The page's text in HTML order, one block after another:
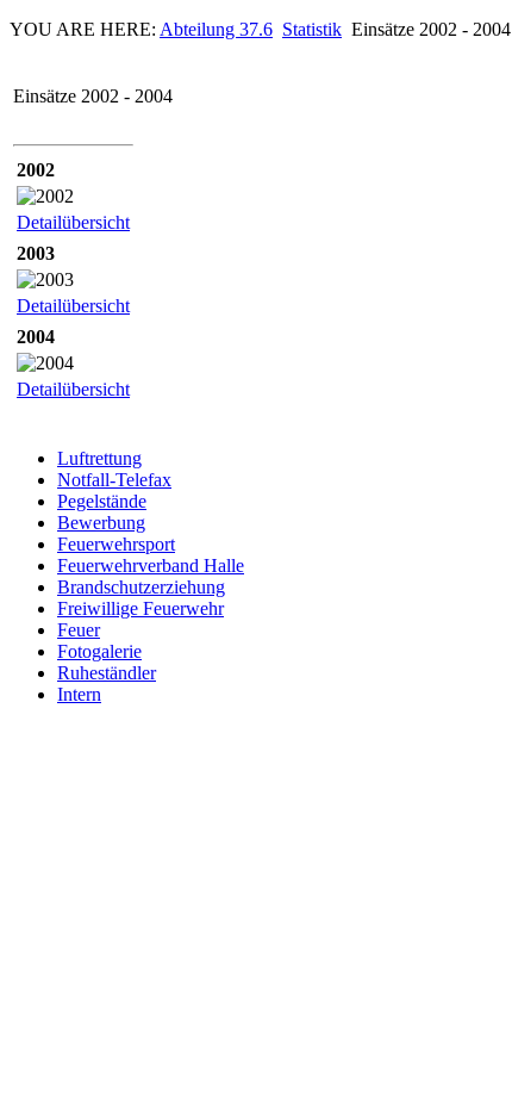
YOU ARE HERE: Abteilung 37.6 Statistik Einsätze 2002 - 2004
Einsätze 2002 - 2004
2002
Detailübersicht
2003
Detailübersicht
2004
Detailübersicht
Luftrettung
Notfall-Telefax
Pegelstände
Bewerbung
Feuerwehrsport
Feuerwehrverband Halle
Brandschutzerziehung
Freiwillige Feuerwehr
Feuer
Fotogalerie
Ruheständler
Intern